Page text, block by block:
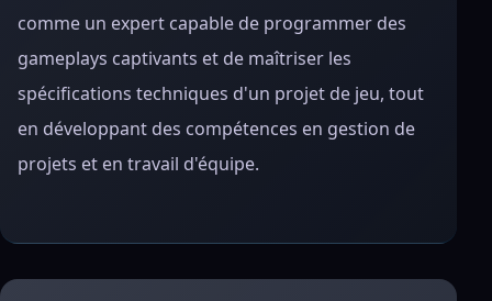
comme un expert capable de programmer des
gameplays captivants et de maîtriser les
spécifications techniques d'un projet de jeu, tout
en développant des compétences en gestion de
projets et en travail d'équipe.